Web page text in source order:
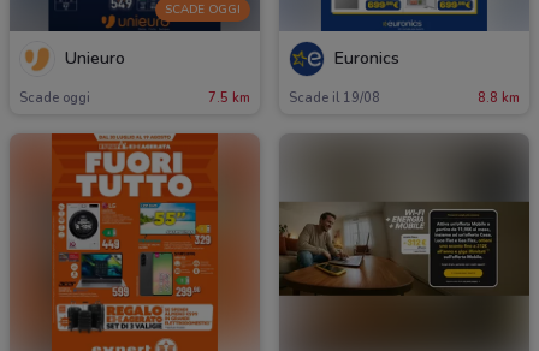
SCADE OGGI
Unieuro
Scade oggi 7.5 km
Euronics
Scade il 19/08 8.8 km